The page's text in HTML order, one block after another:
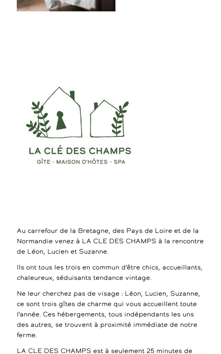
Au carrefour de la Bretagne, des Pays de Loire et de la
Normandie venez à LA CLE DES CHAMPS à la rencontre
de Léon, Lucien et Suzanne.
Ils ont tous les trois en commun d’être chics, accueillants,
chaleureux, séduisants tendance vintage.
Ne leur cherchez pas de visage : Léon, Lucien, Suzanne,
ce sont trois gîtes de charme qui vous accueillent toute
l’année. Ces hébergements, tous indépendants les uns
des autres, se trouvent à proximité immédiate de notre
ferme.
LA CLE DES CHAMPS est à seulement 25 minutes de